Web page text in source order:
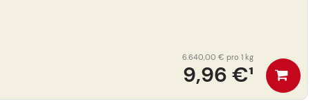
9,96 €¹
6.640,00 € pro 1 kg